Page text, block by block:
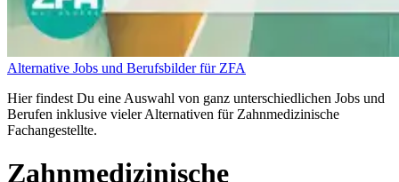
Alternative Jobs und Berufsbilder für ZFA
Hier findest Du eine Auswahl von ganz unterschiedlichen Jobs und
Berufen inklusive vieler Alternativen für Zahnmedizinische
Fachangestellte.
Zahnmedizinische